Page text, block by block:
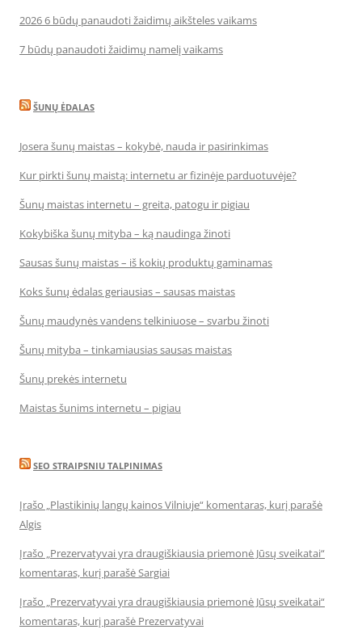
2026 6 būdų panaudoti žaidimų aikšteles vaikams
7 būdų panaudoti žaidimų namelį vaikams
ŠUNŲ ĖDALAS
Josera šunų maistas – kokybė, nauda ir pasirinkimas
Kur pirkti šunų maistą: internetu ar fizinėje parduotuvėje?
Šunų maistas internetu – greita, patogu ir pigiau
Kokybiška šunų mityba – ką naudinga žinoti
Sausas šunų maistas – iš kokių produktų gaminamas
Koks šunų ėdalas geriausias – sausas maistas
Šunų maudynės vandens telkiniuose – svarbu žinoti
Šunų mityba – tinkamiausias sausas maistas
Šunų prekės internetu
Maistas šunims internetu – pigiau
SEO STRAIPSNIU TALPINIMAS
Įrašo „Plastikinių langų kainos Vilniuje“ komentaras, kurį parašė
Algis
Įrašo „Prezervatyvai yra draugiškiausia priemonė Jūsų sveikatai“
komentaras, kurį parašė Sargiai
Įrašo „Prezervatyvai yra draugiškiausia priemonė Jūsų sveikatai“
komentaras, kurį parašė Prezervatyvai